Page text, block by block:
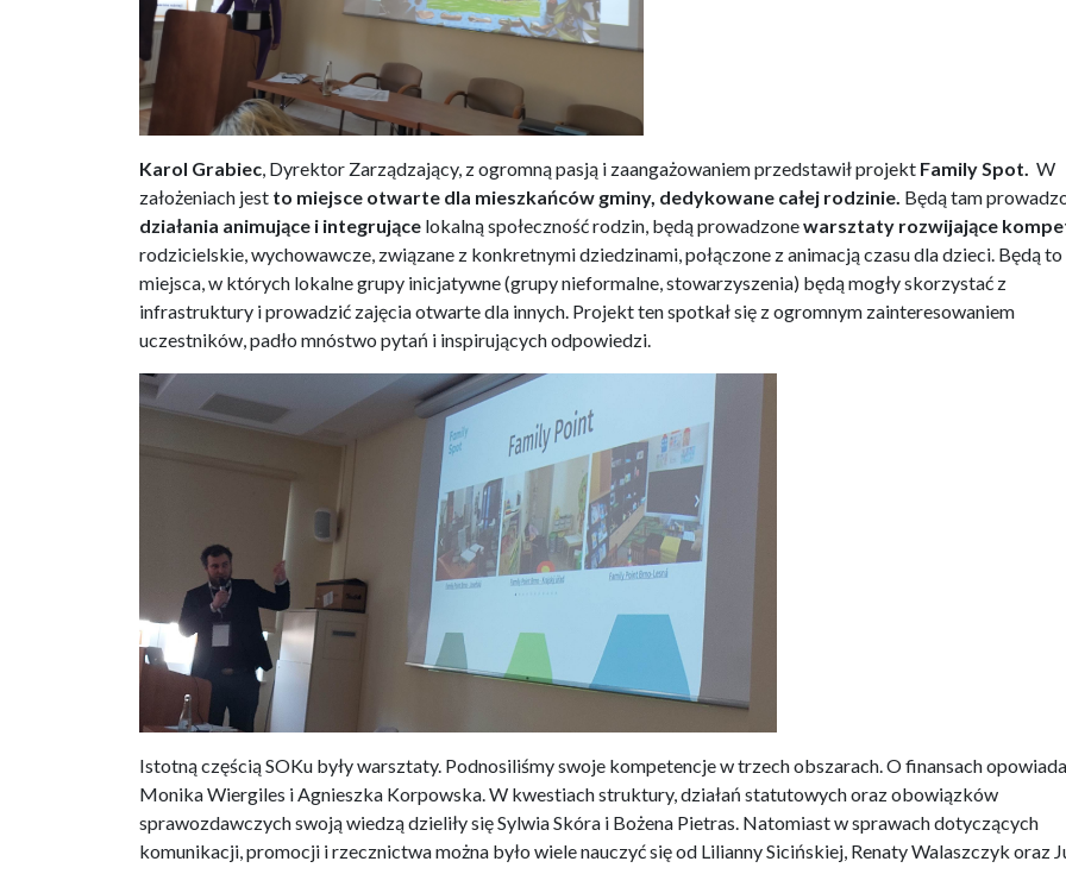
Karol Grabiec, Dyrektor Zarządzający, z ogromną pasją i zaangażowaniem przedstawił projekt Family Spot. W
założeniach jest to miejsce otwarte dla mieszkańców gminy, dedykowane całej rodzinie. Będą tam
działania animujące i integrujące lokalną społeczność rodzin, będą prowadzonewarsztaty rozwijające
rodzicielskie, wychowawcze, związane z konkretnymi dziedzinami, połączone z animacją czasu dla dzieci. Będą to
miejsca, w których lokalne grupy inicjatywne (grupy nieformalne, stowarzyszenia) będą mogły skorzystać z
infrastruktury i prowadzić zajęcia otwarte dla innych. Projekt ten spotkał się z ogromnym zainteresowaniem
uczestników, padło mnóstwo pytań i inspirujących odpowiedzi.
Istotną częścią SOKu były warsztaty. Podnosiliśmy swoje kompetencje w trzech obszarach. O finansach
Monika Wiergiles i Agnieszka Korpowska. W kwestiach struktury, działań statutowych oraz obowiązków
sprawozdawczych swoją wiedzą dzieliły się Sylwia Skóra i Bożena Pietras. Natomiast w sprawach dotyczących
komunikacji, promocji i rzecznictwa można było wiele nauczyć się od Lilianny Sicińskiej, Renaty Walaszczyk oraz